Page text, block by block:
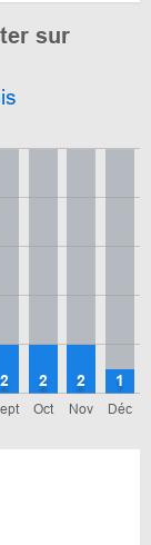
sur
2
Oct
2
Nov
2
Déc
1